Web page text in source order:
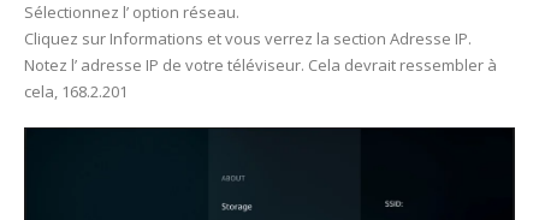
Sélectionnez l’ option réseau.
Cliquez sur Informations et vous verrez la section Adresse IP.
Notez l’ adresse IP de votre téléviseur. Cela devrait ressembler à
cela, 168.2.201